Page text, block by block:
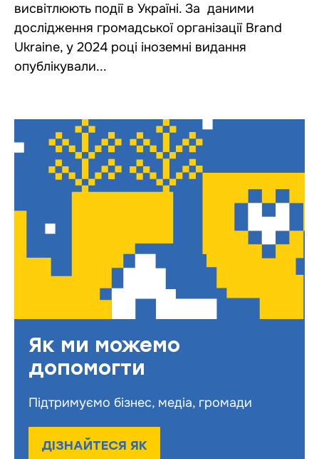
висвітлюють події в Україні. За даними
дослідження громадської організації Brand
Ukraine, у 2024 році іноземні видання
опублікували...
Як ми можемо
допомогти
Підтримуємо бізнес, медіа, громади
ДІЗНАЙТЕСЯ ЯК